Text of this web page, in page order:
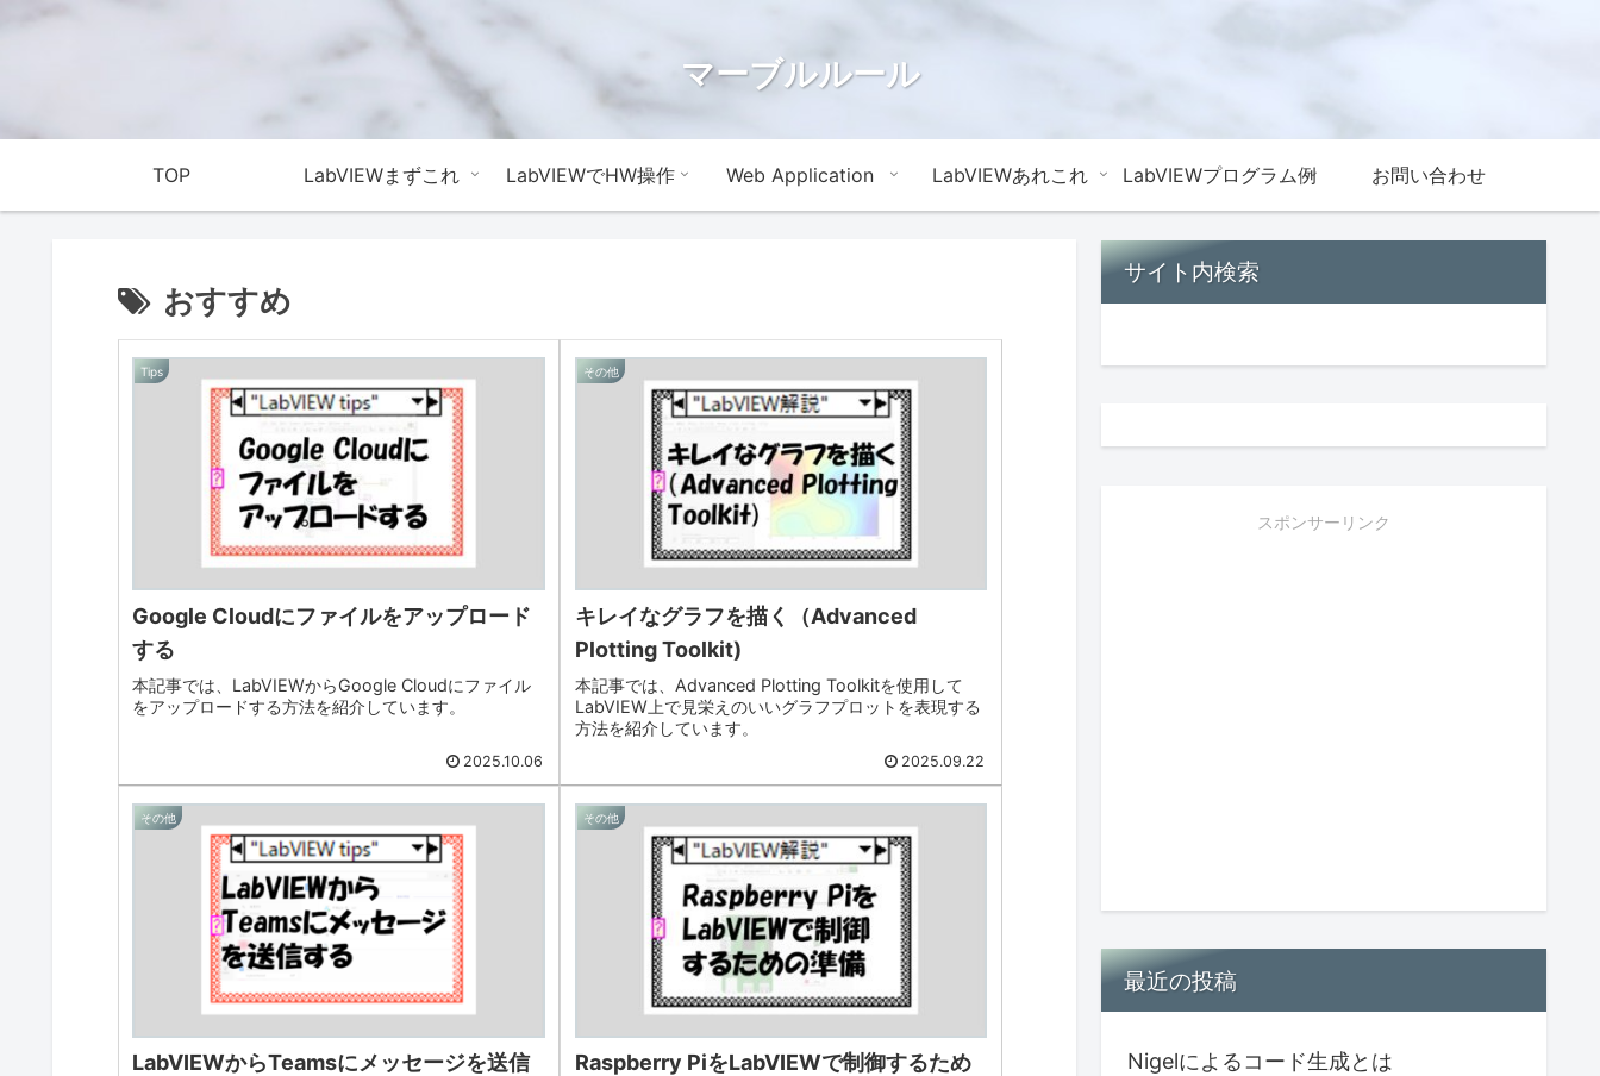
マーブルルール
TOP LabVIEWまずこれ LabVIEWでHW操作 Web Application LabVIEWあれこれ LabVIEWプログラム例 お問い合わせ
おすすめ
Tips
Google Cloudにファイルをアップロード
する
本記事では、LabVIEWからGoogle Cloudにファイル
をアップロードする方法を紹介しています。
2025.10.06
その他
キレイなグラフを描く（Advanced
Plotting Toolkit)
本記事では、Advanced Plotting Toolkitを使用して
LabVIEW上で見栄えのいいグラフプロットを表現する
方法を紹介しています。
2025.09.22
その他
LabVIEWからTeamsにメッセージを送信
その他
Raspberry PiをLabVIEWで制御するため
サイト内検索
スポンサーリンク
最近の投稿
Nigelによるコード生成とは